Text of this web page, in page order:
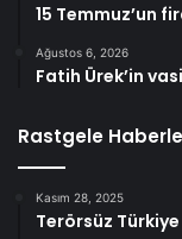
15 Temmuz’un
Ağustos 6, 2026
Fatih Ürek’in
Rastgele
Kasım 28, 2025
Terörsüz